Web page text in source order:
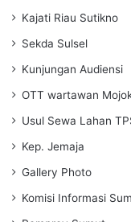
Kajati Riau Sutikno
Sekda Sulsel
Kunjungan Audiensi
OTT wartawan
Usul Sewa Lahan
Kep. Jemaja
Gallery Photo
Komisi Informasi